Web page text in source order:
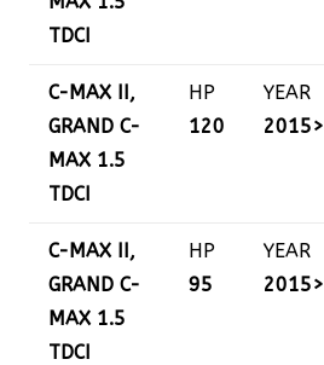
TDCI
C-MAX II,
GRAND C-
MAX 1.5
TDCI
HP
120
YEAR
2015>
C-MAX II,
GRAND C-
MAX 1.5
TDCI
HP
95
YEAR
2015>